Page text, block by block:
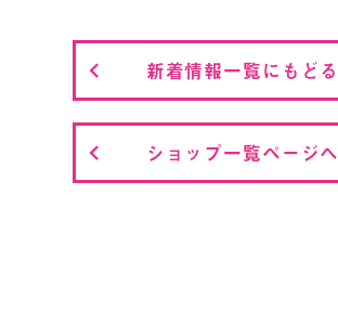
新着情報一覧にもどる
ショップ一覧ページへ